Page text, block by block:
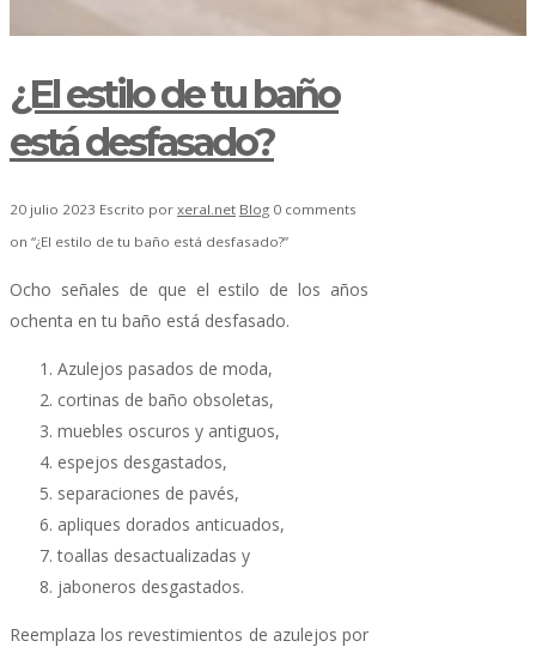
¿El estilo de tu baño
está desfasado?
20 julio 2023 Escrito por xeral.net Blog 0 comments
on “¿El estilo de tu baño está desfasado?”
Ocho señales de que el estilo de los años
ochenta en tu baño está desfasado.
Azulejos pasados ​​de moda,
cortinas de baño obsoletas,
muebles oscuros y antiguos,
espejos desgastados,
separaciones de pavés,
apliques dorados anticuados,
toallas desactualizadas y
jaboneros desgastados.
Reemplaza los revestimientos de azulejos por